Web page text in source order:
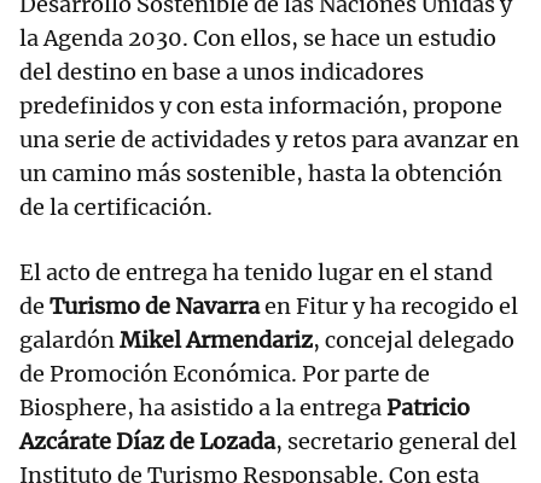
la Agenda 2030. Con ellos, se hace un estudio
del destino en base a unos indicadores
predefinidos y con esta información, propone
una serie de actividades y retos para avanzar en
un camino más sostenible, hasta la obtención
de la certificación.
El acto de entrega ha tenido lugar en el stand
de Turismo de Navarraen Fitur y ha recogido el
galardónMikel Armendariz, concejal delegado
de Promoción Económica. Por parte de
Biosphere, ha asistido a la entregaPatricio
Azcárate Díaz de Lozada, secretario general del
Instituto de Turismo Responsable. Con esta